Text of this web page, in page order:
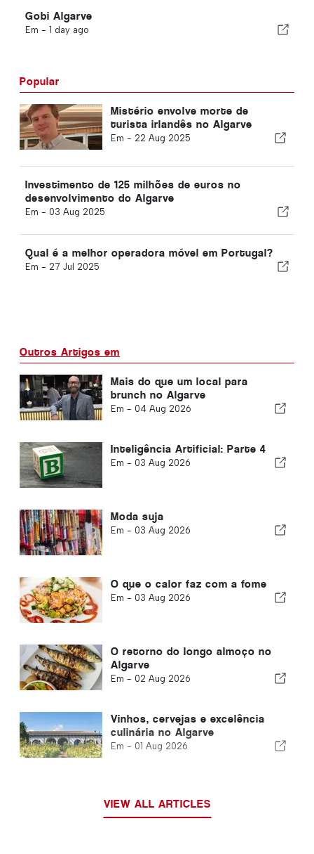
Gobi Algarve
Em - 1 day ago
Popular
Mistério envolve morte de
turista irlandês no Algarve
Em - 22 Aug 2025
Investimento de 125 milhões de euros no
desenvolvimento do Algarve
Em - 03 Aug 2025
Qual é a melhor operadora móvel em Portugal?
Em - 27 Jul 2025
Outros Artigos em
Mais do que um local para
brunch no Algarve
Em - 04 Aug 2026
Inteligência Artificial: Parte 4
Em - 03 Aug 2026
Moda suja
Em - 03 Aug 2026
O que o calor faz com a fome
Em - 03 Aug 2026
O retorno do longo almoço no
Algarve
Em - 02 Aug 2026
Vinhos, cervejas e excelência
culinária no Algarve
Em - 01 Aug 2026
VIEW ALL ARTICLES